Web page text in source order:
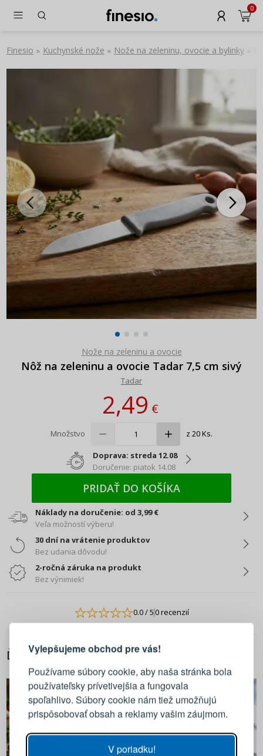
Vylepšujeme obchod pre vás!
Používame súbory cookie, aby naša stránka bola
používateľsky prívetivejšia a fungovala
spoľahlivo. Súbory cookie nám tiež umožňujú
prispôsobovať obsah a reklamy vašim záujmom.
V poriadku!
0
Finesio » Kuchynské nože » Nože na zeleninu, ovocie a bylinky »
Nože na zeleninu a ovocie
Nôž na zeleninu a ovocie Tadar 7,5 cm sivý
Tadar
2,49€
Množstvo z 20 Ks.
Doprava: streda 12.08
Doručenie: piatok 14.08
PRIDAŤ DO KOŠÍKA
Náklady na doručenie: od 3,99 €
Veľa možností výberu!
30 dní na vrátenie produktov
Bez udania dôvodu!
2-ročná záruka na produkt
Bez výnimiek!
0.0/ 50 recenzií
ĎALŠIE Z TEJTO KATEGÓRIE
PRIHLÁSENIE REGISTRÁCIA
Prihláste sa k svojmu účtu
E-mail